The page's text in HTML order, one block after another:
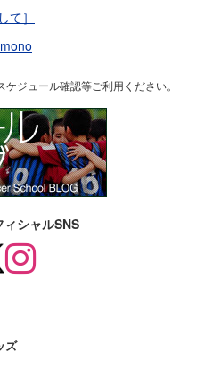
］
ジュール確認等ご利用ください。
ィシャルSNS
ズ